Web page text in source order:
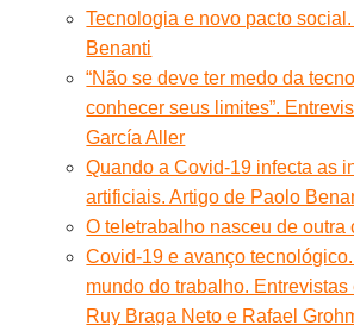
Tecnologia e novo pacto
Benanti
“Não se deve ter medo da
conhecer seus limites”.
García Aller
Quando a Covid-19 infecta as
artificiais. Artigo de Paolo
O teletrabalho nasceu de outra
Covid-19 e avanço
mundo do trabalho.
Ruy Braga Neto e Rafael